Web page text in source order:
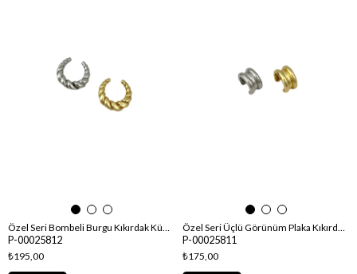
Özel Seri Bombeli Burgu Kıkırdak Küpe
P-00025812
₺195,00
Özel Seri Üçlü Görünüm Plaka Kıkırdak Küpe
P-00025811
₺175,00